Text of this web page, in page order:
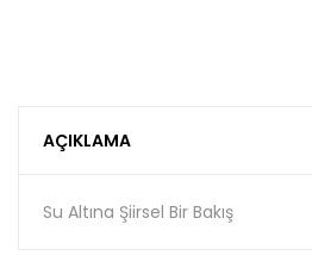
AÇIKLAMA
Su Altına Şiirsel Bir Bakış